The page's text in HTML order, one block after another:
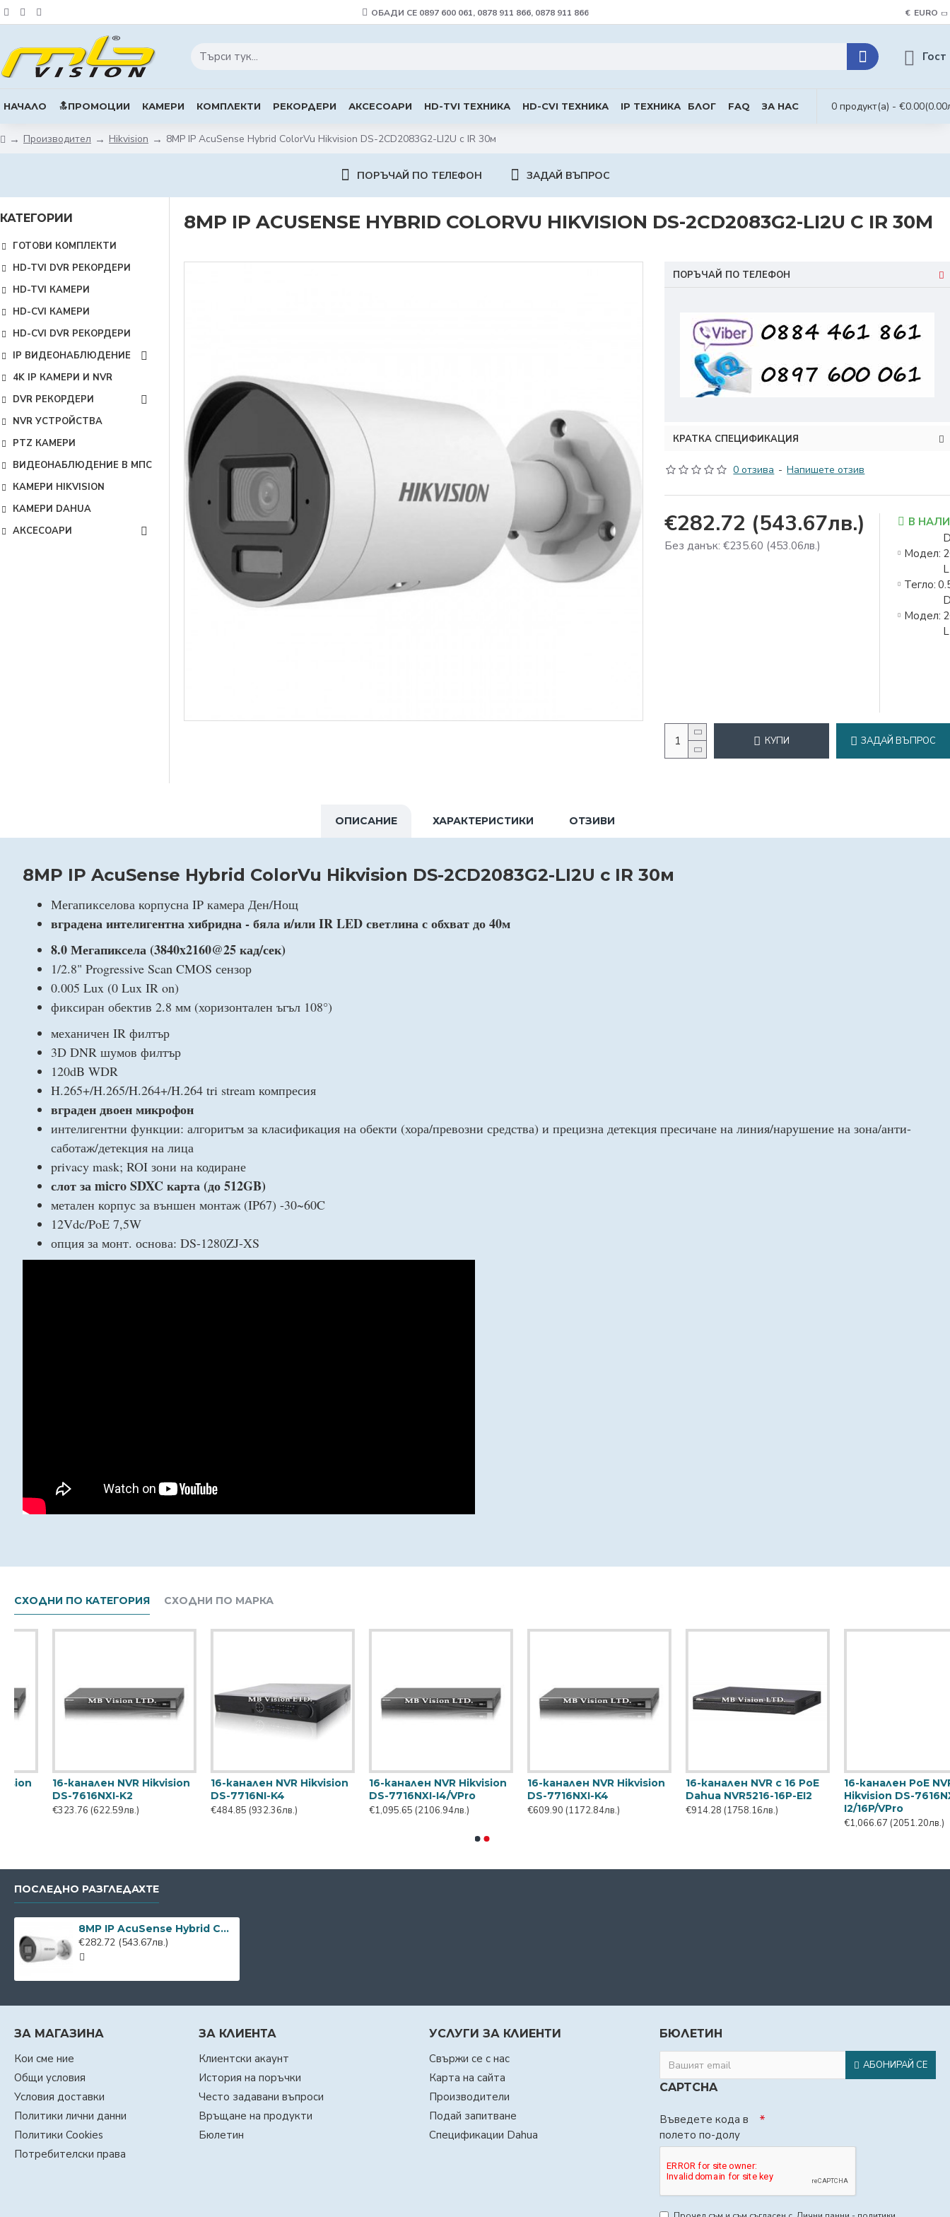
ОБАДИ СЕ 0897 600 061, 0878 911 866, 0878 911 866 € EURO
Гост
НАЧАЛО 🔝ПРОМОЦИИ КАМЕРИ КОМПЛЕКТИ РЕКОРДЕРИ АКСЕСОАРИ HD-TVI ТЕХНИКА HD-CVI ТЕХНИКА IP ТЕХНИКА БЛОГ FAQ ЗА НАС 0 продукт(а) - €0.00
Производител Hikvision 8MP IP AcuSense Hybrid ColorVu Hikvision DS-2CD2083G2-LI2U с IR 30м
ПОРЪЧАЙ ПО ТЕЛЕФОН ЗАДАЙ ВЪПРОС
КАТЕГОРИИ
ГОТОВИ КОМПЛЕКТИ
HD-TVI DVR РЕКОРДЕРИ
HD-TVI КАМЕРИ
HD-CVI КАМЕРИ
HD-CVI DVR РЕКОРДЕРИ
IP ВИДЕОНАБЛЮДЕНИЕ
4K IP КАМЕРИ И NVR
DVR РЕКОРДЕРИ
NVR УСТРОЙСТВА
PTZ КАМЕРИ
ВИДЕОНАБЛЮДЕНИЕ В МПС
КАМЕРИ HIKVISION
КАМЕРИ DAHUA
АКСЕСОАРИ
8MP IP ACUSENSE HYBRID COLORVU HIKVISION DS-2CD2083G2-LI2U С IR 30М
ПОРЪЧАЙ ПО ТЕЛЕФОН
КРАТКА СПЕЦИФИКАЦИЯ
0 отзива - Напишете отзив
€282.72 (543.67лв.)
Без данък: €235.60 (453.06лв.)
В
Модел:
Тегло:
Модел:
КУПИ ЗАДАЙ ВЪПРОС
ОПИСАНИЕ ХАРАКТЕРИСТИКИ ОТЗИВИ
8MP IP AcuSense Hybrid ColorVu Hikvision DS-2CD2083G2-LI2U с IR 30м
Мегапикселова корпусна IP камера Ден/Нощ
вградена интелигентна хибридна - бяла и/или IR LED светлина с обхват до 40м
8.0 Мегапиксела (3840x2160@25 кад/сек)
1/2.8" Progressive Scan CMOS сензор
0.005 Lux (0 Lux IR on)
фиксиран обектив 2.8 мм (хоризонтален ъгъл 108°)
механичен IR филтър
3D DNR шумов филтър
120dB WDR
H.265+/H.265/H.264+/H.264 tri stream компресия
вграден двоен микрофон
интелигентни функции: алгоритъм за класификация на обекти (хора/превозни средства) и прецизна детекция пресичане на линия/нарушение на зона/анти-
саботаж/детекция на лица
privacy mask; ROI зони на кодиране
слот за micro SDXC карта (до 512GB)
метален корпус за външен монтаж (IP67) -30~60C
12Vdc/PoE 7,5W
опция за монт. основа: DS-1280ZJ-XS
СХОДНИ ПО КАТЕГОРИЯ СХОДНИ ПО МАРКА
16-канален NVR Hikvision
DS-7716NXI-I4/VPro
€1,095.65(2106.94лв.)
16-канален NVR Hikvision
DS-7716NXI-K4
(1172.84лв.)
16-канален NVR с 16 PoE
Dahua NVR5216-16P-EI2
(1758.16лв.)
16-канален PoE NVR
Hikvision DS-7616NXI-
I2/16P/VPro
16-канален PoE NVR
Hikvision DS-7716NXI-
I4/16P/VPro
16-канален мрежови
рекордер Dahua
NVR4116HS-4KS3
(385.71лв.)
ПОСЛЕДНО РАЗГЛЕДАХТЕ
8MP IP AcuSense Hybrid ColorVu Hikvision DS-2CD2083G2-LI2U с IR 30м
€282.72 (543.67лв.)
ЗА МАГАЗИНА
Кои сме ние
Общи условия
Условия доставки
Политики лични данни
Политики Cookies
Потребителски права
ЗА КЛИЕНТА
Клиентски акаунт
История на поръчки
Често задавани въпроси
Връщане на продукти
Бюлетин
УСЛУГИ ЗА КЛИЕНТИ
Свържи се с нас
Карта на сайта
Производители
Подай запитване
Спецификации Dahua
БЮЛЕТИН
АБОНИРАЙ СЕ
CAPTCHA
Въведете кода в
полето по-долу